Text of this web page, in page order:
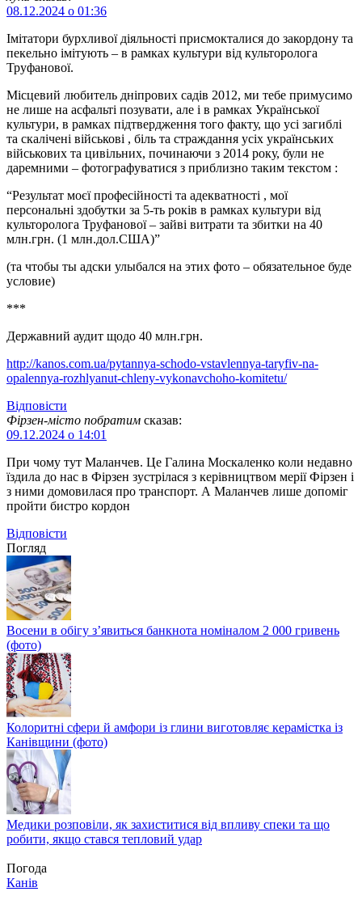
08.12.2024 о 01:36
Імітатори бурхливої діяльності присмокталися до закордону та
пекельно імітують – в рамках культури від культоролога
Труфанової.
Місцевий любитель дніпрових садів 2012, ми тебе примусимо
не лише на асфальті позувати, але і в рамках Української
культури, в рамках підтвердження того факту, що усі загиблі
та скалічені військові , біль та страждання усіх українських
військових та цивільних, починаючи з 2014 року, були не
даремними – фотографуватися з приблизно таким текстом :
“Результат моєї професійності та адекватності , мої
персональні здобутки за 5-ть років в рамках культури від
культоролога Труфанової – зайві витрати та збитки на 40
млн.грн. (1 млн.дол.США)”
(та чтобы ты адски улыбался на этих фото – обязательное буде
условие)
***
Державний аудит щодо 40 млн.грн.
http://kanos.com.ua/pytannya-schodo-vstavlennya-taryfiv-na-
opalennya-rozhlyanut-chleny-vykonavchoho-komitetu/
Відповіcти
Фірзен-місто побратим сказав:
09.12.2024 о 14:01
При чому тут Маланчев. Це Галина Москаленко коли недавно
їздила до нас в Фірзен зустрілася з керівництвом мерії Фірзен і
з ними домовилася про транспорт. А Маланчев лише допоміг
пройти бистро кордон
Відповіcти
Погляд
Восени в обігу з’явиться банкнота номіналом 2 000 гривень
(фото)
Колоритні сфери й амфори із глини виготовляє керамістка із
Канівщини (фото)
Медики розповіли, як захиститися від впливу спеки та що
робити, якщо стався тепловий удар
Погода
Канів